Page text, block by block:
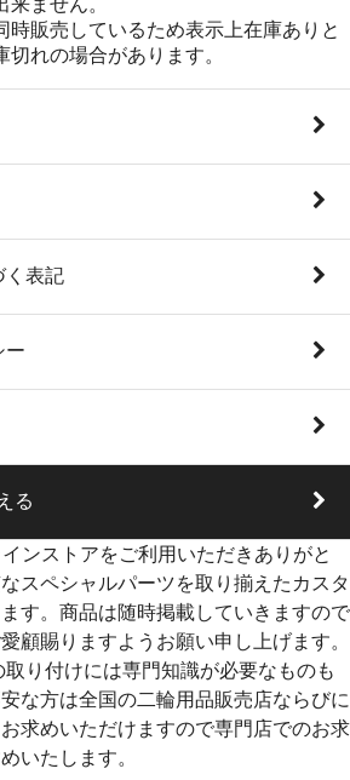
ません。
時販売しているため表示上在庫ありと
切れの場合があります。
く表記
ー
る
ンストアをご利用いただきありがと
スペシャルパーツを取り揃えたカスタ
す。商品は随時掲載していきますので
顧賜りますようお願い申し上げます。
り付けには専門知識が必要なものも
な方は全国の二輪用品販売店ならびに
求めいただけますので専門店でのお求
いたします。